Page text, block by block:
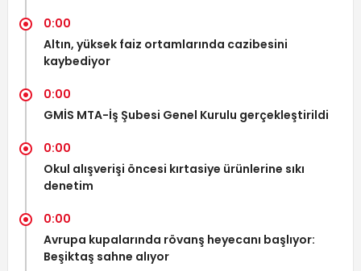
0:00
Altın, yüksek faiz ortamlarında cazibesini
kaybediyor
0:00
GMİS MTA-İş Şubesi Genel Kurulu gerçekleştirildi
0:00
Okul alışverişi öncesi kırtasiye ürünlerine sıkı
denetim
0:00
Avrupa kupalarında rövanş heyecanı başlıyor:
Beşiktaş sahne alıyor